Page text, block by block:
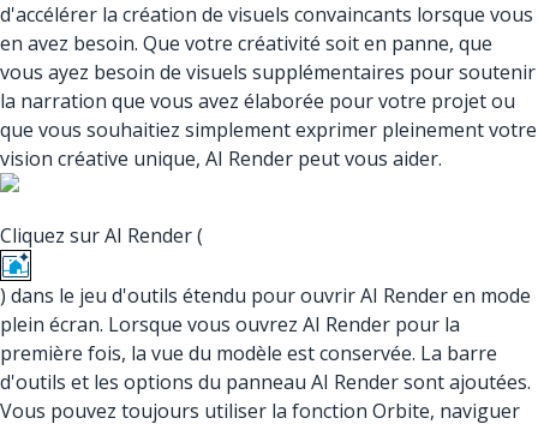
d'accélérer la création de visuels convaincants lorsque vous
en avez besoin. Que votre créativité soit en panne, que
vous ayez besoin de visuels supplémentaires pour soutenir
la narration que vous avez élaborée pour votre projet ou
que vous souhaitiez simplement exprimer pleinement votre
vision créative unique, AI Render peut vous aider.
Cliquez sur AI Render (
) dans le jeu d'outils étendu pour ouvrir AI Render en mode
plein écran. Lorsque vous ouvrez AI Render pour la
première fois, la vue du modèle est conservée. La barre
d'outils et les options du panneau AI Render sont ajoutées.
Vous pouvez toujours utiliser la fonction Orbite, naviguer